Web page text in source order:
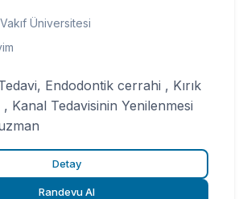
Üniversitesi
Endodontik cerrahi , Kırık
, Kanal Tedavisinin Yenilenmesi
Detay
Randevu Al